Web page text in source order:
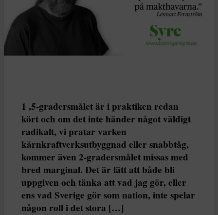
1 ,5-gradersmålet är i praktiken redan
kört och om det inte händer något väldigt
radikalt, vi pratar varken
kärnkraftverksutbyggnad eller snabbtåg,
kommer även 2-gradersmålet missas med
bred marginal. Det är lätt att både bli
uppgiven och tänka att vad jag gör, eller
ens vad Sverige gör som nation, inte spelar
någon roll i det stora […]